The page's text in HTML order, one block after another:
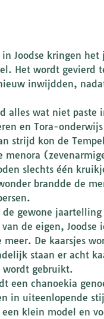
Joodse kringen het
Het wordt gevierd
inwijdden,
alles wat niet paste
en Tora-
strijd kon de
slechts één
brandde de
gewone
de eigen,
De kaarsjes
staan er acht
wordt gebruikt.
een chanoekia
in uiteenlopende
klein model en